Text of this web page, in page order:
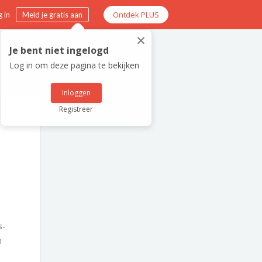
in Meld je gratis aan Ontdek PLUS
×
Je bent niet ingelogd
Log in om deze pagina te bekijken
Inloggen
Registreer